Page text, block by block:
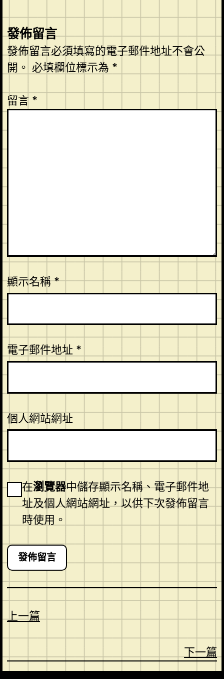
發佈留言
發佈留言必須填寫的電子郵件地址不會公
開。 必填欄位標示為 *
留言 *
顯示名稱*
電子郵件地址 *
個人網站網址
在瀏覽器中儲存顯示名稱、電子郵件地
址及個人網站網址，以供下次發佈留言
時使用。
上一篇
下一篇